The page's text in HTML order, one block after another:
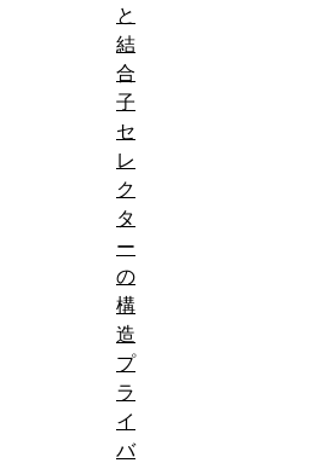
と
結
合
子
セ
レ
ク
タ
ー
の
構
造
プ
ラ
イ
バ